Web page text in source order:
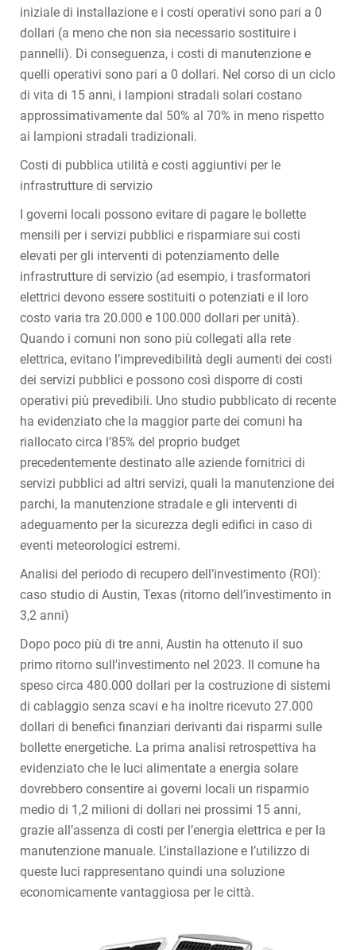
iniziale di installazione e i costi operativi sono pari a 0
dollari (a meno che non sia necessario sostituire i
pannelli). Di conseguenza, i costi di manutenzione e
quelli operativi sono pari a 0 dollari. Nel corso di un ciclo
di vita di 15 anni, i lampioni stradali solari costano
approssimativamente dal 50% al 70% in meno rispetto
ai lampioni stradali tradizionali.
Costi di pubblica utilità e costi aggiuntivi per le
infrastrutture di servizio
I governi locali possono evitare di pagare le bollette
mensili per i servizi pubblici e risparmiare sui costi
elevati per gli interventi di potenziamento delle
infrastrutture di servizio (ad esempio, i trasformatori
elettrici devono essere sostituiti o potenziati e il loro
costo varia tra 20.000 e 100.000 dollari per unità).
Quando i comuni non sono più collegati alla rete
elettrica, evitano l’imprevedibilità degli aumenti dei costi
dei servizi pubblici e possono così disporre di costi
operativi più prevedibili. Uno studio pubblicato di recente
ha evidenziato che la maggior parte dei comuni ha
riallocato circa l’85% del proprio budget
precedentemente destinato alle aziende fornitrici di
servizi pubblici ad altri servizi, quali la manutenzione dei
parchi, la manutenzione stradale e gli interventi di
adeguamento per la sicurezza degli edifici in caso di
eventi meteorologici estremi.
Analisi del periodo di recupero dell’investimento (ROI):
caso studio di Austin, Texas (ritorno dell’investimento in
3,2 anni)
Dopo poco più di tre anni, Austin ha ottenuto il suo
primo ritorno sull'investimento nel 2023. Il comune ha
speso circa 480.000 dollari per la costruzione di sistemi
di cablaggio senza scavi e ha inoltre ricevuto 27.000
dollari di benefici finanziari derivanti dai risparmi sulle
bollette energetiche. La prima analisi retrospettiva ha
evidenziato che le luci alimentate a energia solare
dovrebbero consentire ai governi locali un risparmio
medio di 1,2 milioni di dollari nei prossimi 15 anni,
grazie all’assenza di costi per l’energia elettrica e per la
manutenzione manuale. L’installazione e l’utilizzo di
queste luci rappresentano quindi una soluzione
economicamente vantaggiosa per le città.